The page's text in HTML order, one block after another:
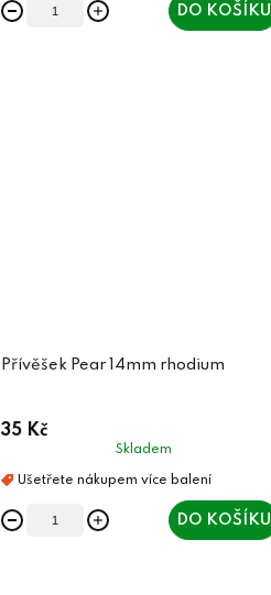
DO KOŠÍKU
Přívěšek Pear 14mm rhodium
35 Kč
Skladem
DO KOŠÍKU